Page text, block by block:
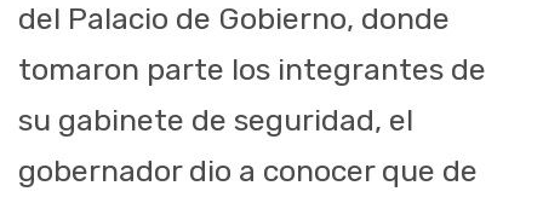
del Palacio de Gobierno, donde
tomaron parte los integrantes de
su gabinete de seguridad, el
gobernador dio a conocer que de